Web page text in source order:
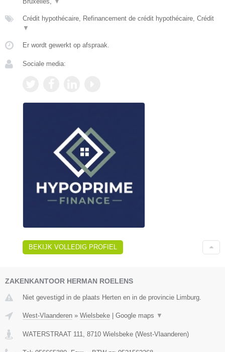
Crédit hypothécaire, Refinancement de crédit hypothécaire, Crédit
▼
Er wordt gewerkt op afspraak.
Sociale media:
BEKIJK VOLLEDIG PROFIEL
ZAKENKANTOOR HERMAN ROELENS
Niet gevestigd in de plaats Herten en in de provincie Limburg.
West-Vlaanderen » Wielsbeke Google maps ▼
WATERSTRAAT 111 8710 Wielsbeke (West-Vlaanderen)